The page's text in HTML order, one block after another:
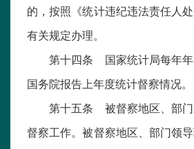
的，按照《统计违纪违法责任人处
有关规定办理。
第十四条 国家统计局每年年
国务院报告上年度统计督察情况。
第十五条 被督察地区、部
督察工作。被督察地区、部门领